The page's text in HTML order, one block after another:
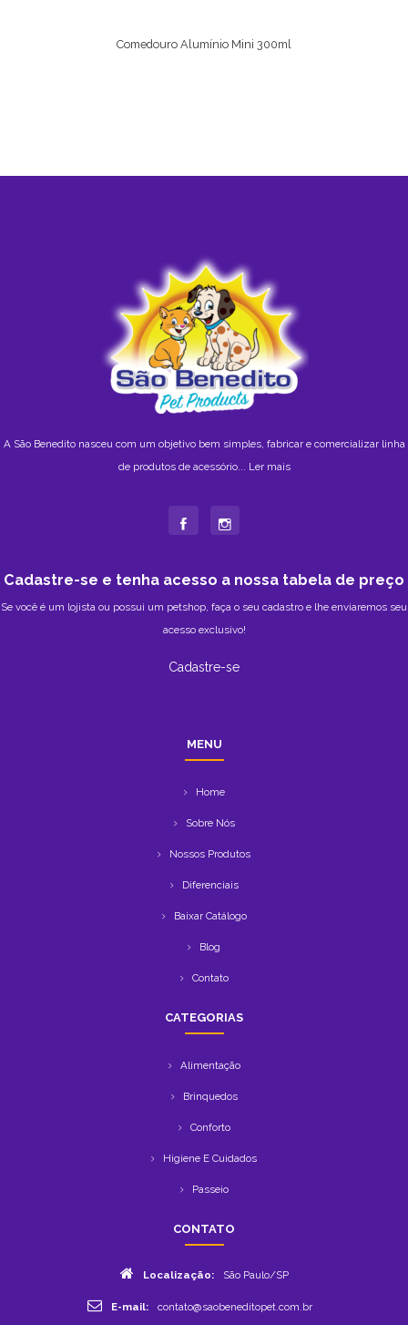
Comedouro Alumínio Mini 300ml
Comprar
A São Benedito nasceu com um objetivo bem simples, fabricar e comercializar linha
de produtos de acessório...
Ler mais
Cadastre-se e tenha acesso a nossa tabela de preço
Se você é um lojista ou possui um petshop, faça o seu cadastro e lhe enviaremos seu
acesso exclusivo!
Cadastre-se
MENU
Home
Sobre Nós
Nossos Produtos
Diferenciais
Baixar Catálogo
Blog
Contato
CATEGORIAS
Alimentação
Brinquedos
Conforto
Higiene E Cuidados
Passeio
CONTATO
Localização: São Paulo/SP
E-mail: contato@saobeneditopet.com.br